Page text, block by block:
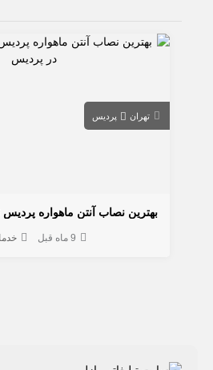
تهران پردیس
بهترین نصاب آنتن ماهواره پردیس 09982569136
9 ماه قبل